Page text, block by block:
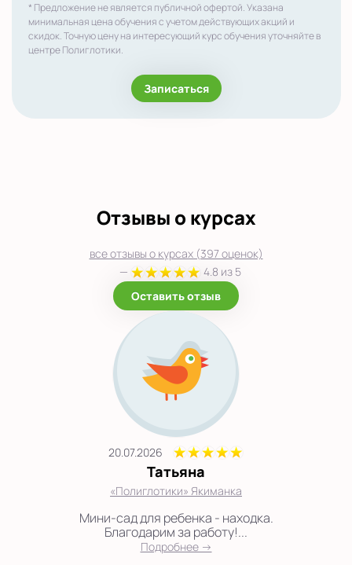
* Предложение не является публичной офертой. Указана
минимальная цена обучения с учетом действующих акций и
скидок. Точную цену на интересующий курс обучения уточняйте в
центре Полиглотики.
Записаться
Отзывы о курсах
все отзывы о курсах (397 оценок)
—
4.8 из 5
Оставить отзыв
20.07.2026
Татьяна
«Полиглотики» Якиманка
Мини-сад для ребенка - находка.
Благодарим за работу!...
Подробнее →